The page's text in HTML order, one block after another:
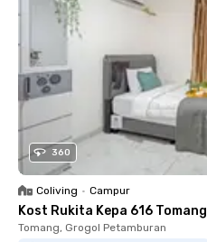
360
Coliving • Campur
Kost Rukita Kepa 616 Tomang
Tomang, Grogol Petamburan